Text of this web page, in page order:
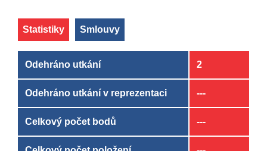
Statistiky Smlouvy
Odehráno utkání 2
Odehráno utkání v reprezentaci ---
Celkový počet bodů ---